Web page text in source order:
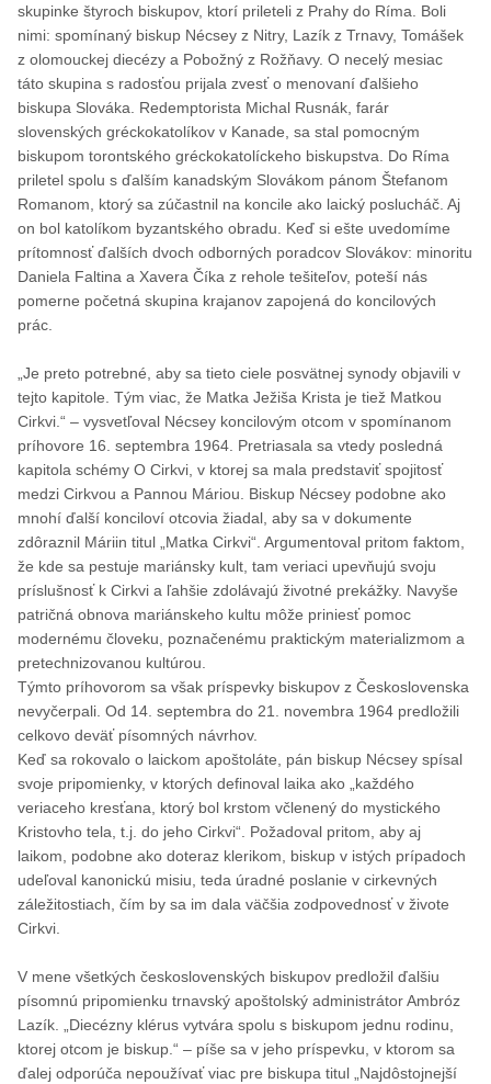
skupinke štyroch biskupov, ktorí prileteli z Prahy do Ríma. Boli
nimi: spomínaný biskup Nécsey z Nitry, Lazík z Trnavy, Tomášek
z olomouckej diecézy a Pobožný z Rožňavy. O necelý mesiac
táto skupina s radosťou prijala zvesť o menovaní ďalšieho
biskupa Slováka. Redemptorista Michal Rusnák, farár
slovenských gréckokatolíkov v Kanade, sa stal pomocným
biskupom torontského gréckokatolíckeho biskupstva. Do Ríma
priletel spolu s ďalším kanadským Slovákom pánom Štefanom
Romanom, ktorý sa zúčastnil na koncile ako laický poslucháč. Aj
on bol katolíkom byzantského obradu. Keď si ešte uvedomíme
prítomnosť ďalších dvoch odborných poradcov Slovákov: minoritu
Daniela Faltina a Xavera Číka z rehole tešiteľov, poteší nás
pomerne početná skupina krajanov zapojená do koncilových
prác.
„Je preto potrebné, aby sa tieto ciele posvätnej synody objavili v
tejto kapitole. Tým viac, že Matka Ježiša Krista je tiež Matkou
Cirkvi.“ – vysvetľoval Nécsey koncilovým otcom v spomínanom
príhovore 16. septembra 1964. Pretriasala sa vtedy posledná
kapitola schémy O Cirkvi, v ktorej sa mala predstaviť spojitosť
medzi Cirkvou a Pannou Máriou. Biskup Nécsey podobne ako
mnohí ďalší konciloví otcovia žiadal, aby sa v dokumente
zdôraznil Máriin titul „Matka Cirkvi“. Argumentoval pritom faktom,
že kde sa pestuje mariánsky kult, tam veriaci upevňujú svoju
príslušnosť k Cirkvi a ľahšie zdolávajú životné prekážky. Navyše
patričná obnova mariánskeho kultu môže priniesť pomoc
modernému človeku, poznačenému praktickým materializmom a
pretechnizovanou kultúrou.
Týmto príhovorom sa však príspevky biskupov z Československa
nevyčerpali. Od 14. septembra do 21. novembra 1964 predložili
celkovo deväť písomných návrhov.
Keď sa rokovalo o laickom apoštoláte, pán biskup Nécsey spísal
svoje pripomienky, v ktorých definoval laika ako „každého
veriaceho kresťana, ktorý bol krstom včlenený do mystického
Kristovho tela, t.j. do jeho Cirkvi“. Požadoval pritom, aby aj
laikom, podobne ako doteraz klerikom, biskup v istých prípadoch
udeľoval kanonickú misiu, teda úradné poslanie v cirkevných
záležitostiach, čím by sa im dala väčšia zodpovednosť v živote
Cirkvi.
V mene všetkých československých biskupov predložil ďalšiu
písomnú pripomienku trnavský apoštolský administrátor Ambróz
Lazík. „Diecézny klérus vytvára spolu s biskupom jednu rodinu,
ktorej otcom je biskup.“ – píše sa v jeho príspevku, v ktorom sa
ďalej odporúča nepoužívať viac pre biskupa titul „Najdôstojnejší